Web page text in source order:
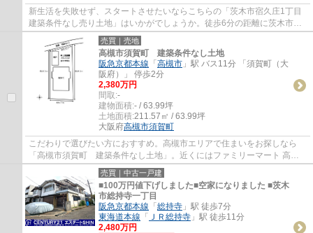
新生活を失敗せず、スタートさせたいならこちらの「茨木市宿久庄1丁目
建築条件なし売り土地」はいかがでしょうか。徒歩6分の距離に茨木市立
豊川中学校があるのも魅力。地域と歩んでき...
売買｜売地
高槻市須賀町 建築条件なし土地
阪急京都本線 「 高槻市 」駅 バス11分 「須賀町（大
阪府）」 停歩2分
2,380万円
間取:-
建物面積:- / 63.99坪
土地面積:211.57㎡ / 63.99坪
大阪府高槻市須賀町
こだわりで選びたい方におすすめ。高槻市エリアで住まいをお探しなら
「高槻市須賀町 建築条件なし土地」。近くにはファミリーマート 高槻
須賀町店(徒歩3分)がありちょっとした買い物...
売買｜中古一戸建
■100万円値下げしました■空家になりました ■茨木
市総持寺一丁目
阪急京都本線 「 総持寺 」駅 徒歩7分
東海道本線 「 ＪＲ総持寺 」駅 徒歩11分
2,480万円